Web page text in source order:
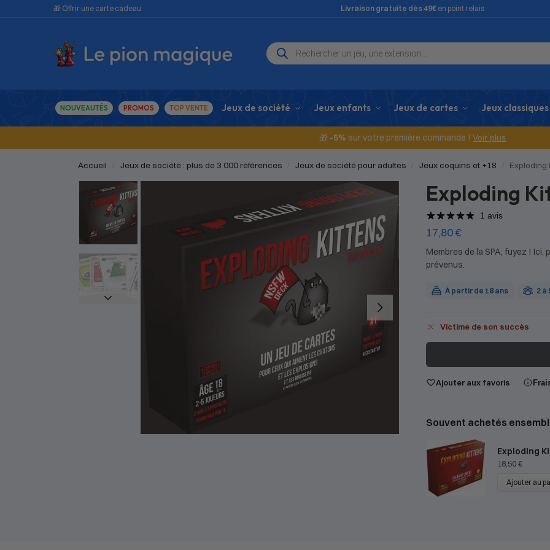
🎁 Offrir une carte cadeau Livraison gratuite dès 49€ en point relais
NOUVEAUTÉS PROMOS TOP VENTE Jeux de société Jeux enfants Jeux de cartes Jeux classiques
🎁 -5% sur votre première commande ! Voir plus
Accueil Jeux de société : plus de 3 000 références Jeux de société pour adultes Jeux coquins et +18 Exploding
Exploding
1 avis
17,80€
Membres de la SPA, fuyez !
prévenus.
À partir de 18 ans 2 à
Victime de son succès
Ajouter aux favoris
Souvent achetés
Exploding
18,50€
Ajouter au